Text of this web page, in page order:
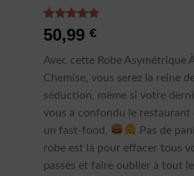
Noté5.00
sur 5 basé
1
client
50,99€
Avec cette Robe Asymétrique
Chemise, vous serez la reine
séduction, même si votre
vous a confondu le restaurant
un fast-food.
Pas de
robe est là pour effacer tous
passés et faire oublier à tout